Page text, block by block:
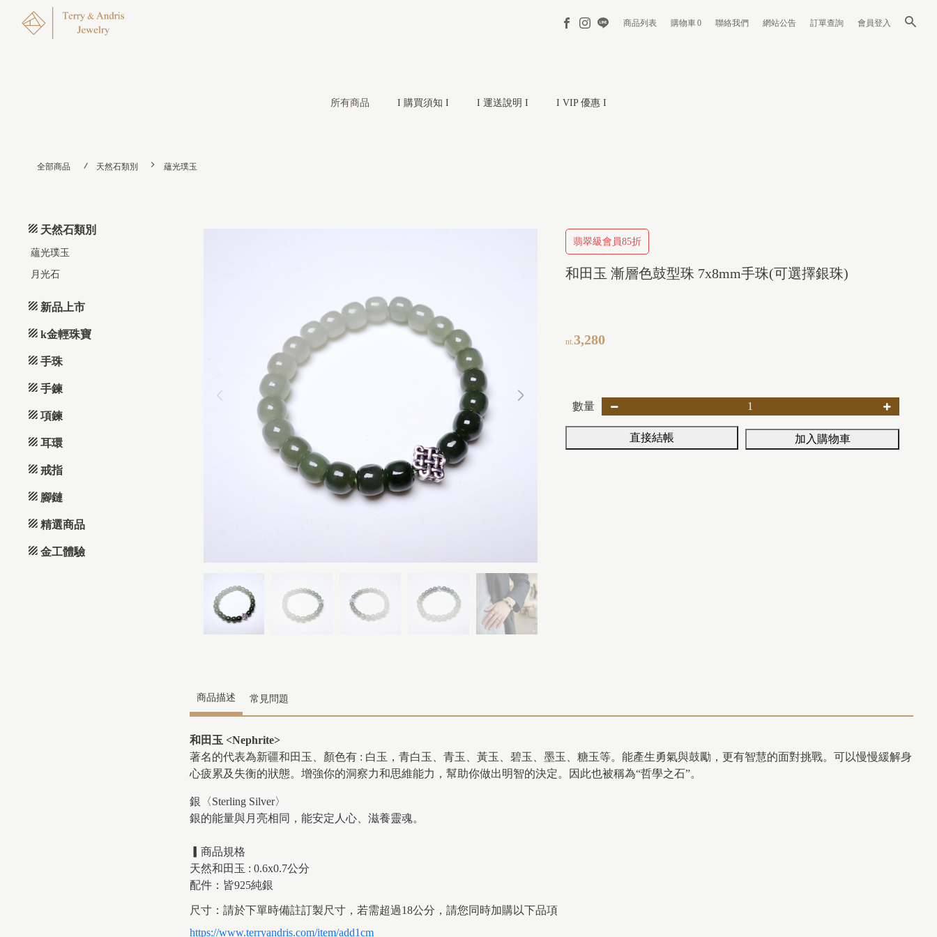
商品列表 購物車0 聯絡我們 網站公告 訂單查詢 會員登入
所有商品 I 購買須知 I I 運送說明 I I VIP 優惠 I
全部商品 天然石類別 蘊光璞玉
天然石類別
蘊光璞玉
月光石
新品上市
k金輕珠寶
手珠
手鍊
項鍊
耳環
戒指
腳鏈
精選商品
金工體驗
和田玉 漸層色鼓型珠 7x8mm手珠(可選擇銀珠)
翡翠級會員85折
nt.3,280
數量
直接結帳 加入購物車
商品描述 常見問題
和田玉 <Nephrite>
著名的代表為新疆和田玉、顏色有 : 白玉，青白玉、青玉、黃玉、碧玉、墨玉、糖玉等。能產生勇氣與鼓勵，更有智慧的面對挑戰。可以慢慢緩解身
心疲累及失衡的狀態。增強你的洞察力和思維能力，幫助你做出明智的決定。因此也被稱為“哲學之石”。
銀〈Sterling Silver〉
銀的能量與月亮相同，能安定人心、滋養靈魂。
商品規格
天然和田玉 : 0.6x0.7公分
配件：皆925純銀
尺寸：請於下單時備註訂製尺寸，若需超過18公分，請您同時加購以下品項
https://www.terryandris.com/item/add1cm